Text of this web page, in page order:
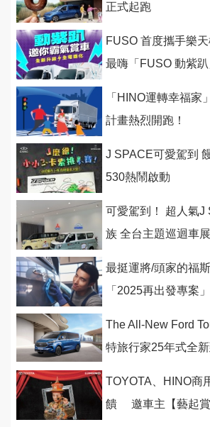
正式起跑
FUSO 首度攜手樂
最嗨「FUSO 動紫趴
「HINO運轉幸福家
計畫熱烈開跑！
J SPACE可愛駕到
530熱鬧啟動
可愛駕到！ 超人氣J
族 全台主題巡迴車
最挺運將/頭家的福
「2025再出發專案
The All-New Ford
特旅行家25年式全
TOYOTA、HINO商
饋 邀車主【藝起賞